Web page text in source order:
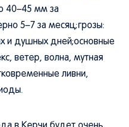
40–45 мм за
5–7 за месяц;грозы:
и душных дней;основные
ветер, волна, мутная
ливни,